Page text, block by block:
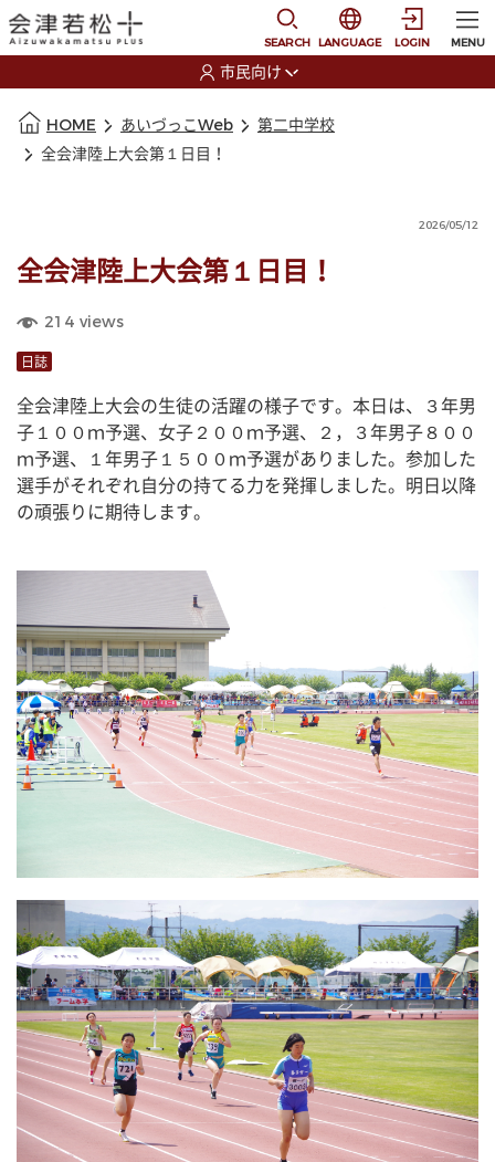
SEARCH
選択すると言語の切
LANGUAGE LOGIN MENU
市民向け
HOME あいづっこWeb
第二中学校
全会津陸上大会第１日目！
2026/05/12
全会津陸上大会第１日目！
214 views
日誌
全会津陸上大会の生徒の活躍の様子です。本日は、３年男
子１００ｍ予選、女子２００ｍ予選、２，３年男子８００
ｍ予選、１年男子１５００ｍ予選がありました。参加した
選手がそれぞれ自分の持てる力を発揮しました。明日以降
の頑張りに期待します。